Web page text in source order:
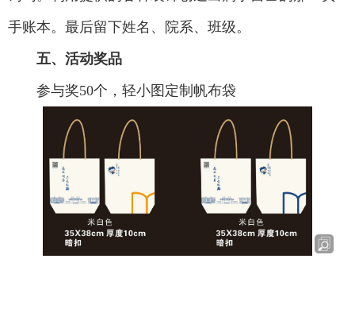
手账本。最后留下姓名、院系、班级。
五、活动奖品
参与奖50个，轻小图定制帆布袋